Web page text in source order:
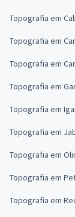
Topografia em
Topografia em
Topografia em
Topografia em
Topografia em
Topografia em
Topografia em
Topografia em
Topografia em